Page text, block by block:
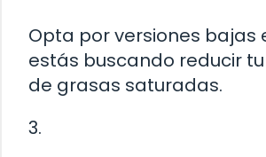
Opta por versiones bajas
estás buscando reducir
de grasas saturadas.
3.